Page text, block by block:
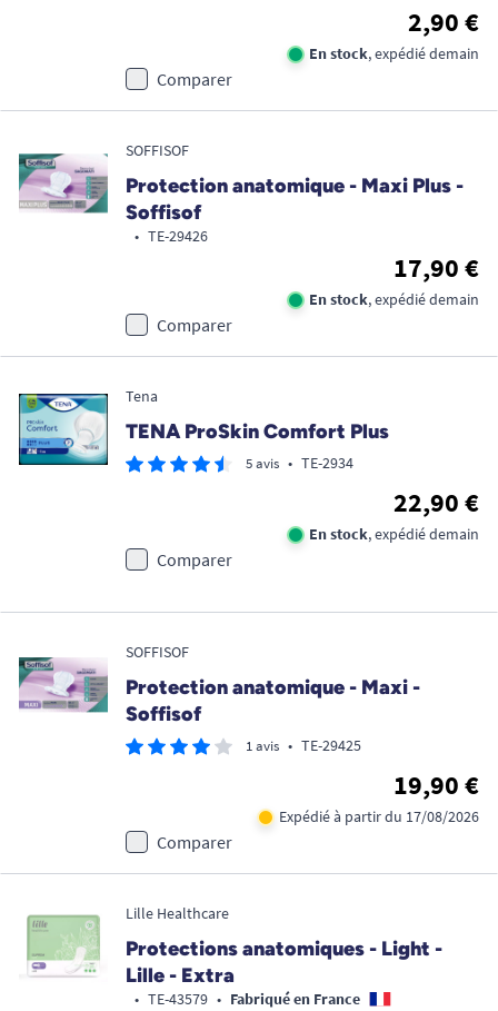
2,90 €
En stock, expédié demain
Comparer
SOFFISOF
Protection anatomique - Maxi Plus -
Soffisof
• TE-29426
17,90 €
En stock, expédié demain
Comparer
Tena
TENA ProSkin Comfort Plus
5 avis • TE-2934
22,90 €
En stock, expédié demain
Comparer
SOFFISOF
Protection anatomique - Maxi -
Soffisof
1 avis • TE-29425
19,90 €
Expédié à partir du 17/08/2026
Comparer
Lille Healthcare
Protections anatomiques - Light -
Lille - Extra
• TE-43579 • Fabriqué en France